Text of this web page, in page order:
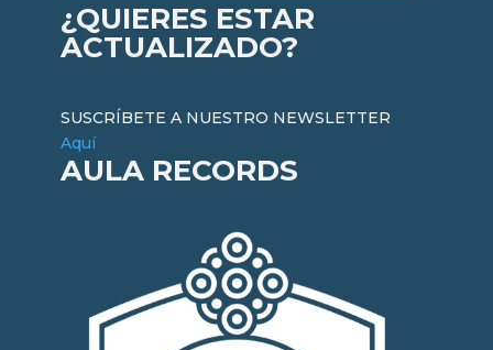
¿QUIERES ESTAR
ACTUALIZADO?
SUSCRÍBETE A NUESTRO NEWSLETTER
Aquí
AULA RECORDS